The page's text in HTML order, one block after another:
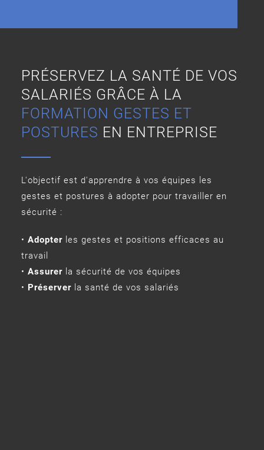
PRÉSERVEZ LA SANTÉ DE VOS
SALARIÉS GRÂCE À LA
FORMATION GESTES ET
POSTURES EN ENTREPRISE
L'objectif est d'apprendre à vos équipes les
gestes et postures à adopter pour travailler en
sécurité :
• Adopterles gestes et positions efficaces au
travail
• Assurerla sécurité de vos équipes
• Préserverla santé de vos salariés